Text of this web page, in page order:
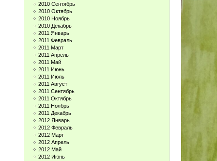
2010 Сентябрь
2010 Октябрь
2010 Ноябрь
2010 Декабрь
2011 Январь
2011 Февраль
2011 Март
2011 Апрель
2011 Май
2011 Июнь
2011 Июль
2011 Август
2011 Сентябрь
2011 Октябрь
2011 Ноябрь
2011 Декабрь
2012 Январь
2012 Февраль
2012 Март
2012 Апрель
2012 Май
2012 Июнь